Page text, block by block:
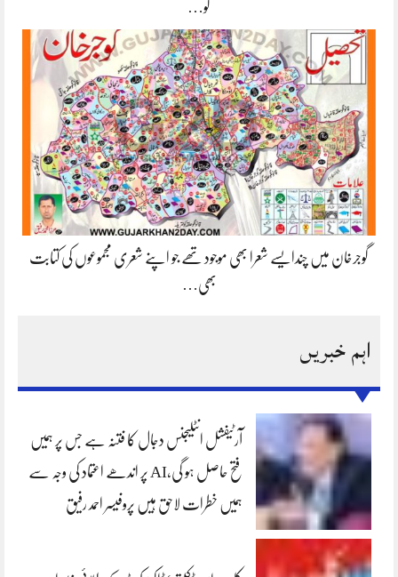
کو…
گوجرخان میں چندایسے شعرا بھی موجود تھے جو اپنے شعری مجموعوں کی کتابت
بھی…
اہم خبریں
آرٹیفشل انٹلیجنس دجال کا فتنہ ہے جس پر ہمیں
فتح حاصل ہو گی،AI پر اندھے اعتماد کی وجہ سے
ہمیں خطرات لاحق ہیں پروفیسر احمد رفیق